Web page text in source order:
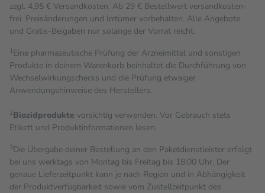
zzgl. 4,95 € Versandkosten. Ab 29 € Bestell­wert versand­kosten­
frei. Preisänderungen und Irrtümer vorbehalten. Alle Angebote
und Gratis-Beigaben nur solange der Vorrat reicht.
1Eine pharmazeutische Prüfung der Arzneimittel und sonstigen
Produkte in deinem Warenkorb beinhaltet die Durchführung von
Wechselwirkungschecks und die Prüfung etwaiger
Anwendungshinweise des Herstellers.
2Biozidprodukte vorsichtig verwenden. Vor Gebrauch stets
Etikett und Produktinformationen lesen.
3Die Übergabe deiner Bestellung an den Paketdienstleister erfolgt
bei uns werktags von Montag bis Freitag bis 18:00 Uhr. Der
genaue Lieferzeitpunkt kann je nach Region und in Abhängigkeit
der Produktverfügbarkeit sowie vom Zustellzeitpunkt des